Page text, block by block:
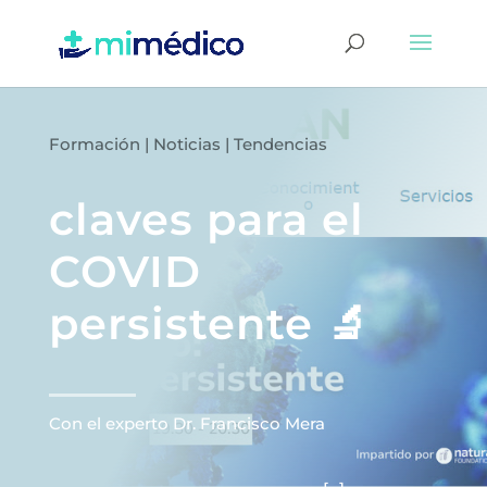
Formación | Noticias | Tendencias
claves para el
COVID
persistente 🔬
Con el experto Dr. Francisco Mera ͏ ͏ ͏ ͏ ͏ ͏ ͏
͏ ͏ ͏ ͏ ͏ ͏ ͏ ͏ ͏ ͏ ͏ ͏ ͏ ͏ ͏ ͏ ͏ ͏ ͏ ͏ ͏ ͏ ͏ ͏ ͏